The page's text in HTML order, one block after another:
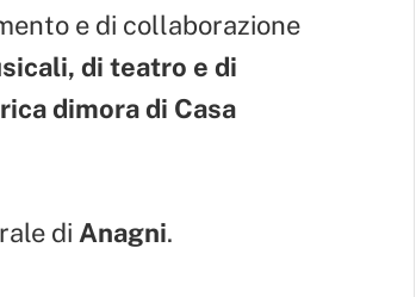
e di collaborazione
di teatro e di
dimora di Casa
di Anagni.